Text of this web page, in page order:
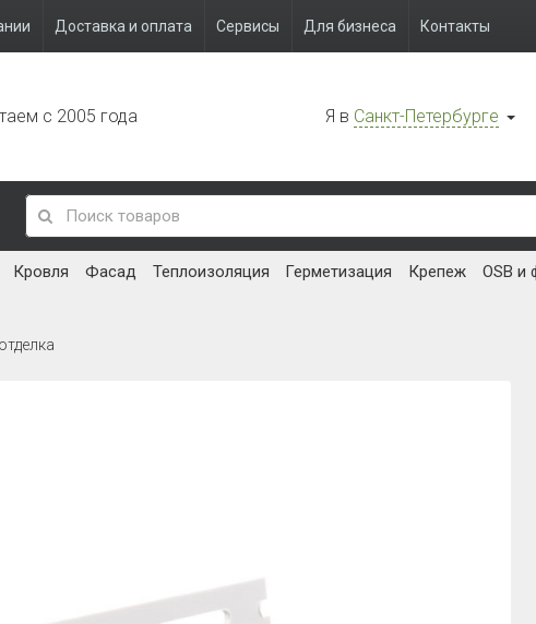
Доставка и оплата Сервисы Для бизнеса Контакты
с 2005 года Я в Санкт-Петербурге
Кровля Фасад Теплоизоляция Герметизация Крепеж OSB и